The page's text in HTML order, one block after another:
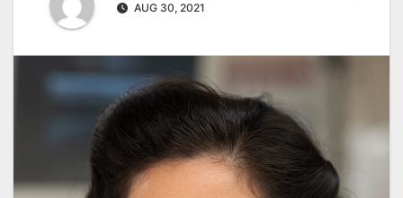
AUG 30, 2021